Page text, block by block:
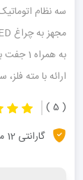
سه نظام اتوماتیک 10 میلی متری و سوییچ پدالی -
مجهز به چراغ LED روشن کننده سطح در مواقع تاریک و کم نور
به همراه 1 جفت باتری ظرفیت 1.5 آمپر و متر نواری 3 متری
ارائه با مته
( 5 )
گارانتی 12 ماهه اصلی از شرکت رونیکس